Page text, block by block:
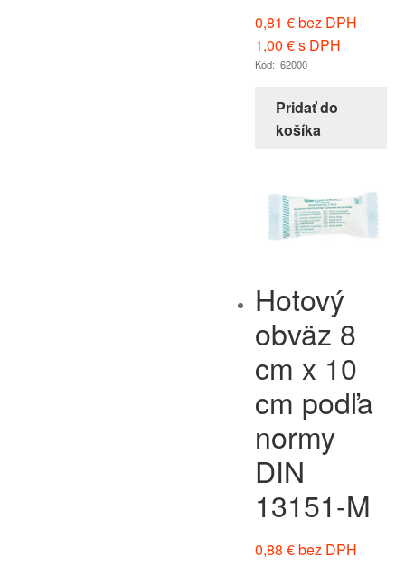
0,81 €bez DPH
1,00 €s DPH
Kód: 62000
Pridať do
košíka
Hotový
obväz 8
cm x 10
cm podľa
normy
DIN
13151-M
0,88 €bez DPH